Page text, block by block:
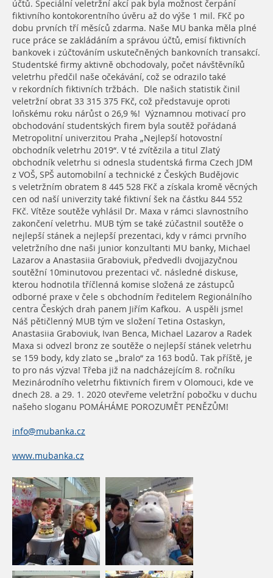
účtů. Speciální veletržní akcí pak byla možnost čerpání
fiktivního kontokorentního úvěru až do výše 1 mil. FKč po
dobu prvních tří měsíců zdarma. Naše MU banka měla plné
ruce práce se zakládáním a správou účtů, emisí fiktivních
bankovek i zúčtováním uskutečněných bankovních transakcí.
Studentské firmy aktivně obchodovaly, počet návštěvníků
veletrhu předčil naše očekávání, což se odrazilo také
v rekordních fiktivních tržbách. Dle našich statistik činil
veletržní obrat 33 315 375 FKč, což představuje oproti
loňskému roku nárůst o 26,9 %! Významnou motivací pro
obchodování studentských firem byla soutěž pořádaná
Metropolitní univerzitou Praha „Nejlepší hotovostní
obchodník veletrhu 2019“. V té zvítězila a titul Zlatý
obchodník veletrhu si odnesla studentská firma Czech JDM
z VOŠ, SPŠ automobilní a technické z Českých Budějovic
s veletržním obratem 8 445 528 FKč a získala kromě věcných
cen od naší univerzity také fiktivní šek na částku 844 552
FKč. Vítěze soutěže vyhlásil Dr. Maxa v rámci slavnostního
zakončení veletrhu. MUB tým se také zúčastnil soutěže o
nejlepší stánek a nejlepší prezentaci, kdy v rámci prvního
veletržního dne naši junior konzultanti MU banky, Michael
Lazarov a Anastasiia Graboviuk, předvedli dvojjazyčnou
soutěžní 10minutovou prezentaci vč. následné diskuse,
kterou hodnotila tříčlenná komise složená ze zástupců
odborné praxe v čele s obchodním ředitelem Regionálního
centra Českých drah panem Jiřím Kafkou. A uspěli jsme!
Náš pětičlenný MUB tým ve složení Tetina Ostaskyn,
Anastasiia Graboviuk, Ivan Benca, Michael Lazarov a Radek
Maxa si odvezl bronz ze soutěže o nejlepší stánek veletrhu
se 159 body, kdy zlato se „bralo“ za 163 bodů. Tak příště, je
to pro nás výzva! Třeba již na nadcházejícím 8. ročníku
Mezinárodního veletrhu fiktivních firem v Olomouci, kde ve
dnech 28. a 29. 1. 2020 otevřeme veletržní pobočku v duchu
našeho sloganu POMÁHÁME POROZUMĚT PENĚZŮM!
info@mubanka.cz
www.mubanka.cz